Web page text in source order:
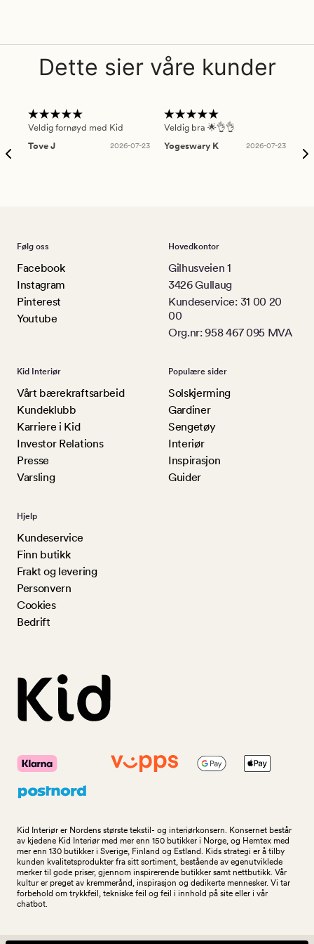
Dette sier våre kunder
Veldig fornøyd med Kid
Tove J
2026-07-23
Veldig bra 🌟👌👌
Yogeswary K
2026-07-23
Følg oss
Facebook
Instagram
Pinterest
Youtube
Hovedkontor
Gilhusveien 1
3426 Gullaug
Kundeservice: 31 00 20
00
Org.nr: 958 467 095 MVA
Kid Interiør
Vårt bærekraftsarbeid
Kundeklubb
Karriere i Kid
Investor Relations
Presse
Varsling
Populære sider
Solskjerming
Gardiner
Sengetøy
Interiør
Inspirasjon
Guider
Hjelp
Kundeservice
Finn butikk
Frakt og levering
Personvern
Cookies
Bedrift
Kid Interiør er Nordens største tekstil- og interiørkonsern. Konsernet består
av kjedene Kid Interiør med mer enn 150 butikker i Norge, og Hemtex med
mer enn 130 butikker i Sverige, Finland og Estland. Kids strategi er å tilby
kunden kvalitetsprodukter fra sitt sortiment, bestående av egenutviklede
merker til gode priser, gjennom inspirerende butikker samt nettbutikk. Vår
kultur er preget av kremmerånd, inspirasjon og dedikerte mennesker. Vi tar
forbehold om trykkfeil, tekniske feil og feil i innhold på site eller i vår
chatbot.